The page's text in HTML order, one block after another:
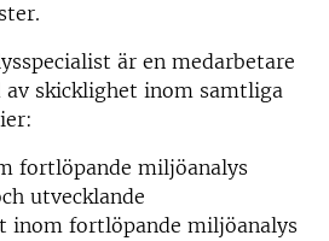
är en medarbetare
av skicklighet inom samtliga
fortlöpande miljöanalys
utvecklande
inom fortlöpande miljöanalys